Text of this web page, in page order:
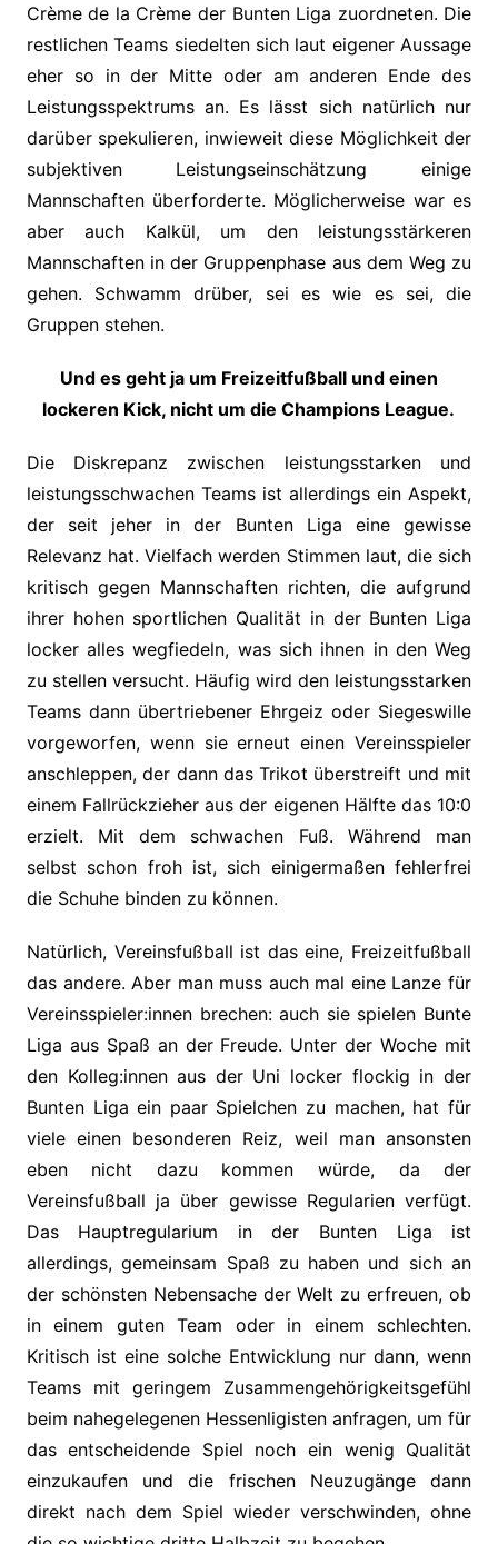
Crème de la Crème der Bunten Liga zuordneten. Die
restlichen Teams siedelten sich laut eigener Aussage
eher so in der Mitte oder am anderen Ende des
Leistungsspektrums an. Es lässt sich natürlich nur
darüber spekulieren, inwieweit diese Möglichkeit der
subjektiven Leistungseinschätzung einige
Mannschaften überforderte. Möglicherweise war es
aber auch Kalkül, um den leistungsstärkeren
Mannschaften in der Gruppenphase aus dem Weg zu
gehen. Schwamm drüber, sei es wie es sei, die
Gruppen stehen.
Und es geht ja um Freizeitfußball und einen
lockeren Kick, nicht um die Champions League.
Die Diskrepanz zwischen leistungsstarken und
leistungsschwachen Teams ist allerdings ein Aspekt,
der seit jeher in der Bunten Liga eine gewisse
Relevanz hat. Vielfach werden Stimmen laut, die sich
kritisch gegen Mannschaften richten, die aufgrund
ihrer hohen sportlichen Qualität in der Bunten Liga
locker alles wegfiedeln, was sich ihnen in den Weg
zu stellen versucht. Häufig wird den leistungsstarken
Teams dann übertriebener Ehrgeiz oder Siegeswille
vorgeworfen, wenn sie erneut einen Vereinsspieler
anschleppen, der dann das Trikot überstreift und mit
einem Fallrückzieher aus der eigenen Hälfte das 10:0
erzielt. Mit dem schwachen Fuß. Während man
selbst schon froh ist, sich einigermaßen fehlerfrei
die Schuhe binden zu können.
Natürlich, Vereinsfußball ist das eine, Freizeitfußball
das andere. Aber man muss auch mal eine Lanze für
Vereinsspieler:innen brechen: auch sie spielen Bunte
Liga aus Spaß an der Freude. Unter der Woche mit
den Kolleg:innen aus der Uni locker flockig in der
Bunten Liga ein paar Spielchen zu machen, hat für
viele einen besonderen Reiz, weil man ansonsten
eben nicht dazu kommen würde, da der
Vereinsfußball ja über gewisse Regularien verfügt.
Das Hauptregularium in der Bunten Liga ist
allerdings, gemeinsam Spaß zu haben und sich an
der schönsten Nebensache der Welt zu erfreuen, ob
in einem guten Team oder in einem schlechten.
Kritisch ist eine solche Entwicklung nur dann, wenn
Teams mit geringem Zusammengehörigkeitsgefühl
beim nahegelegenen Hessenligisten anfragen, um für
das entscheidende Spiel noch ein wenig Qualität
einzukaufen und die frischen Neuzugänge dann
direkt nach dem Spiel wieder verschwinden, ohne